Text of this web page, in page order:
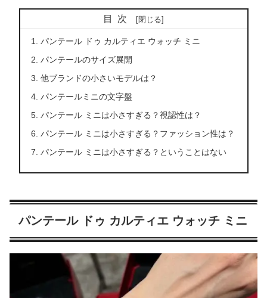
目次
パンテール ドゥ カルティエ ウォッチ ミニ
パンテールのサイズ展開
他ブランドの小さいモデルは？
パンテールミニの文字盤
パンテール ミニは小さすぎる？視認性は？
パンテール ミニは小さすぎる？ファッション性は？
パンテール ミニは小さすぎる？ということはない
パンテール ドゥ カルティエ ウォッチ ミニ